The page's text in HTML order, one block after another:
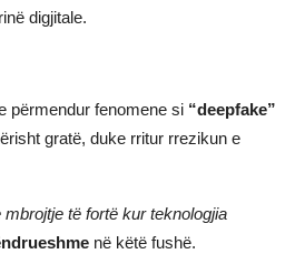
digjitale.
përmendur fenomene si “deepfake”
gratë, duke rritur rrezikun e
të fortë kur teknologjia
në këtë fushë.